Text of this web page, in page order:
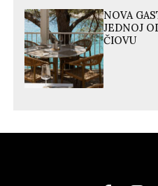
NOVA
JEDNOJ
ČIOVU